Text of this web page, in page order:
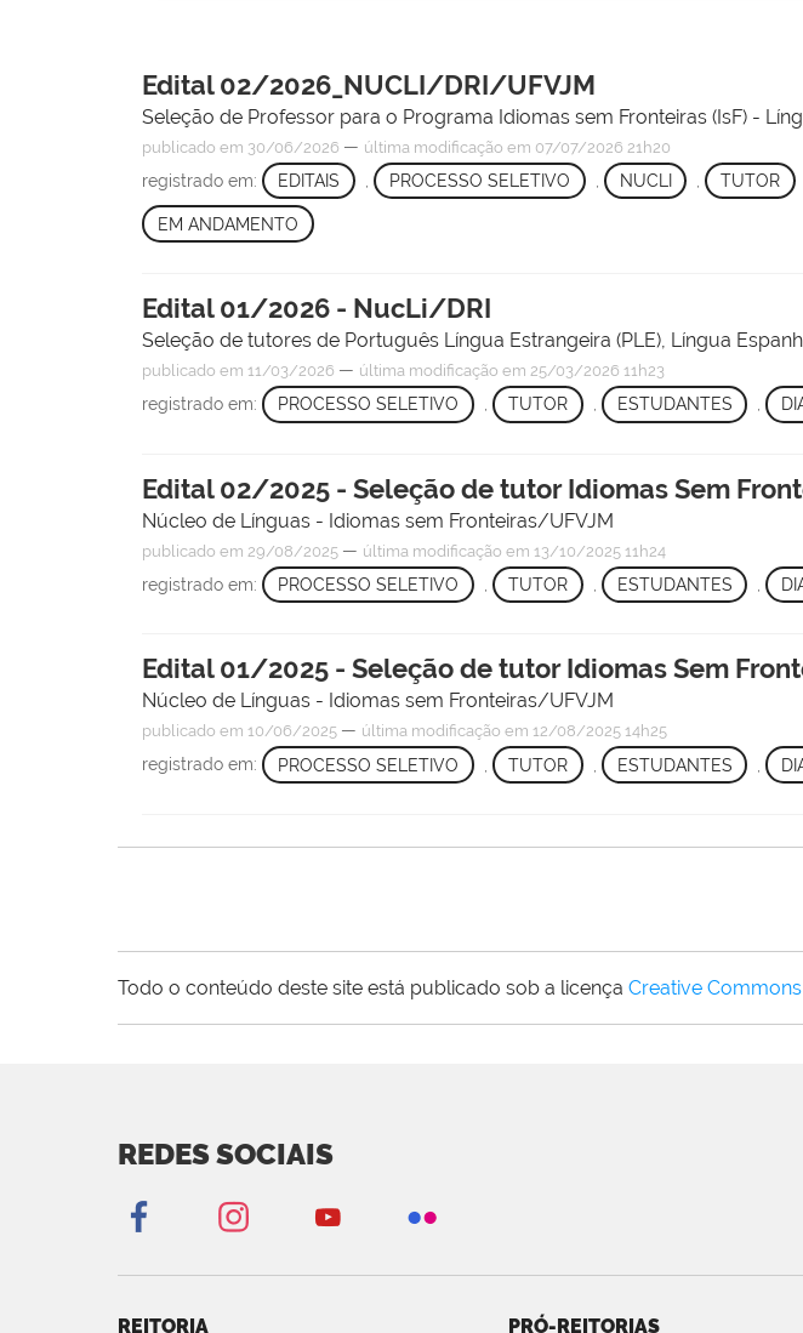
Edital 02/2026_NUCLI/DRI/UFVJM
Seleção de Professor para o Programa Idiomas sem Fronteiras (IsF) -
publicado em 30/06/2026 — última modificação em 07/07/2026 21h20
registrado em: EDITAIS PROCESSO SELETIVO NUCLI , TUTOR
EM ANDAMENTO
Edital 01/2026 - NucLi/DRI
Seleção de tutores de Português Língua Estrangeira (PLE), Língua
publicado em 11/03/2026 — última modificação em 25/03/2026 11h23
registrado em: PROCESSO SELETIVO , TUTOR , ESTUDANTES ,
Edital 02/2025 - Seleção de tutor Idiomas Sem
Núcleo de Línguas - Idiomas sem Fronteiras/UFVJM
publicado em 29/08/2025 — última modificação em 13/10/2025 11h24
registrado em: PROCESSO SELETIVO TUTOR ESTUDANTES ,
Edital 01/2025 - Seleção de tutor Idiomas Sem
Núcleo de Línguas - Idiomas sem Fronteiras/UFVJM
publicado em 10/06/2025 — última modificação em 12/08/2025 14h25
registrado em: PROCESSO SELETIVO TUTOR ESTUDANTES ,
Todo o conteúdo deste site está publicado sob a licença Creative
REDES SOCIAIS
REITORIA PRÓ-REITORIAS